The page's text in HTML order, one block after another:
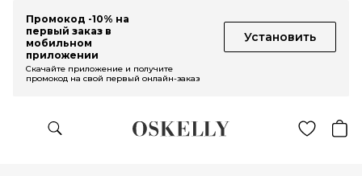
Промокод -10% на
первый заказ в
мобильном
приложении
Установить
Скачайте приложение и получите
промокод на свой первый онлайн-заказ